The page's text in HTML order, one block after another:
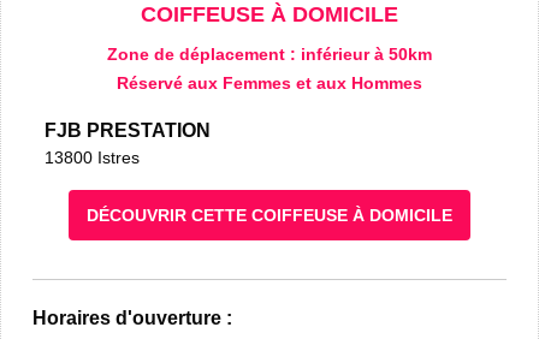
COIFFEUSE À DOMICILE
Zone de déplacement : inférieur à 50km
Réservé aux Femmes et aux Hommes
FJB PRESTATION
13800 Istres
DÉCOUVRIR CETTE COIFFEUSE À DOMICILE
Horaires d'ouverture :